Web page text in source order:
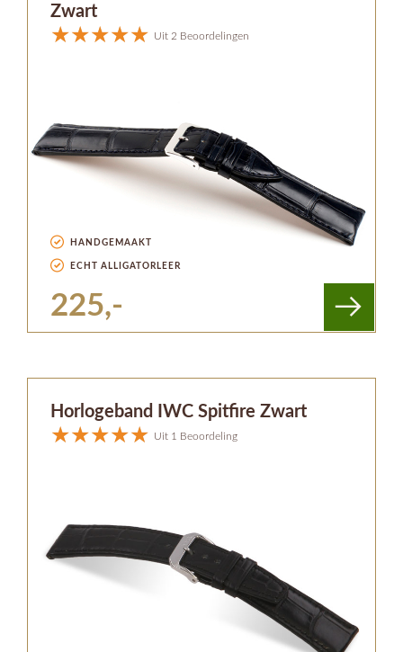
Zwart
Uit 2 Beoordelingen
HANDGEMAAKT
ECHT ALLIGATORLEER
225,-
Horlogeband IWC Spitfire Zwart
Uit 1 Beoordeling